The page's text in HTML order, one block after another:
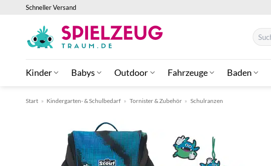
springen
Schneller Versand
Suchen
nach:
Kinder Babys Outdoor Fahrzeuge Baden
Start » Kindergarten- & Schulbedarf » Tornister & Zubehör » Schulranzen